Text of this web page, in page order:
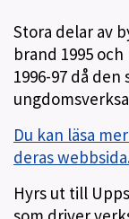
Stora delar av
brand 1995
1996-97 då
Du kan läsa
deras
Hyrs ut till